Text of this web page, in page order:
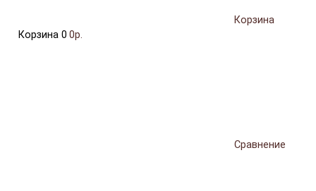
Корзина
Корзина 0 0р.
Сравнение